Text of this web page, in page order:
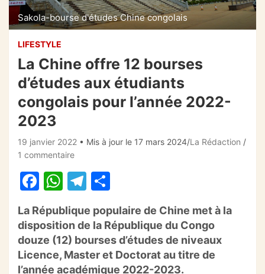
Sakola-bourse d'études Chine congolais
LIFESTYLE
La Chine offre 12 bourses
d’études aux étudiants
congolais pour l’année 2022-
2023
19 janvier 2022 • Mis à jour le 17 mars 2024 La Rédaction
1 commentaire
F
a
c
e
b
W
h
at
s
A
T
e
gr
a
ta
g
er
La République populaire de Chine met à la
disposition de la République du Congo
douze (12) bourses d’études de niveaux
Licence, Master et Doctorat au titre de
l’année académique 2022-2023.